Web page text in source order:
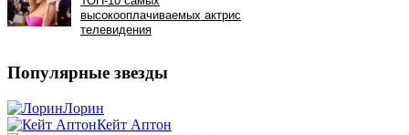
Популярные звезды
Лорин
Кейт Аптон